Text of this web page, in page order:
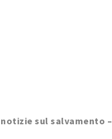
sul salvamento –